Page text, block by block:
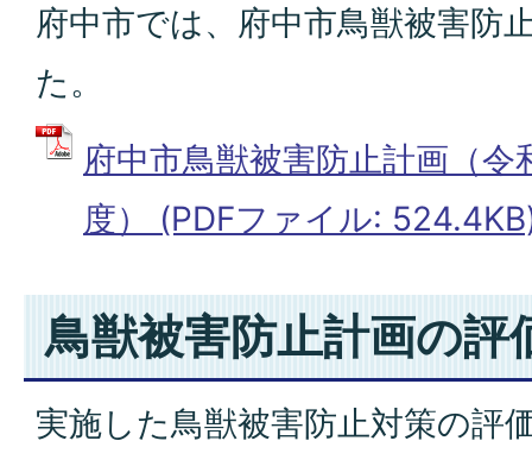
府中市では、府中市鳥獣被害防
た。
府中市鳥獣被害防止計画（令
度） (PDFファイル:
鳥獣被害防止計画の評
実施した鳥獣被害防止対策の評